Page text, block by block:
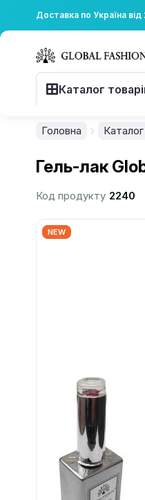
Доставка по Україна
Каталог
Головна Каталог
Гель-лак
Код продукту 2240
NEW